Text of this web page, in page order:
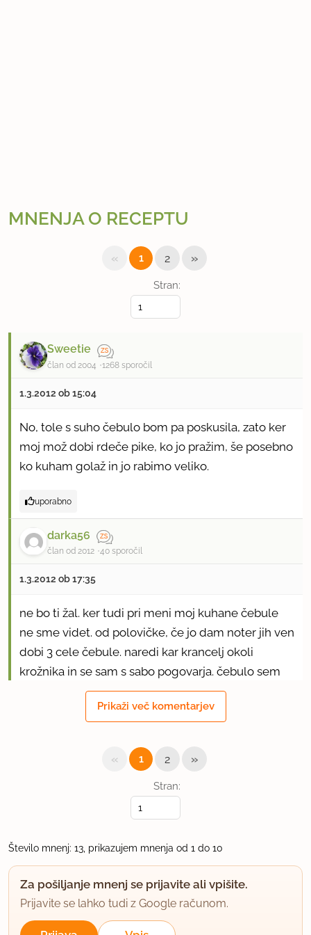
MNENJA O RECEPTU
Stran:
« 1 2 »
Sweetie
član od 2004 1268 sporočil
1.3.2012 ob 15:04
No, tole s suho čebulo bom pa poskusila, zato ker
moj mož dobi rdeče pike, ko jo pražim, še posebno
ko kuham golaž in jo rabimo veliko.
uporabno
darka56
član od 2012 40 sporočil
1.3.2012 ob 17:35
ne bo ti žal. ker tudi pri meni moj kuhane čebule
ne sme videt. od polovičke, če jo dam noter jih ven
dobi 3 cele čebule. naredi kar krancelj okoli
krožnika in se sam s sabo pogovarja. čebulo sem
pa nazadnje videla v sparu, pakirano po 1 kg majo
pa tud ponekod tud manjše paknge. cenovno je pa
1.3.2012 ob 21:24
Praženo- gotovo čebulo uporabljam že vrsto let, z
namenom, da stanovanje ne smrdi po čebuli in da
Prikaži več komentarjev
Stran:
« 1 2 »
Število mnenj: 13, prikazujem mnenja od 1 do 10
Za pošiljanje mnenj se prijavite ali vpišite.
Prijavite se lahko tudi z Google računom.